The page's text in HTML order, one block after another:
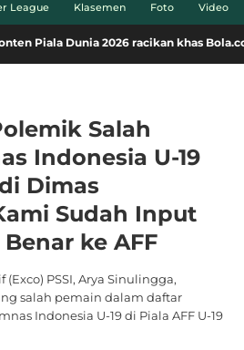
League Klasemen Foto Video
2026 racikan khas Bola.com. Klik di
Salah
Indonesia U-19
Dimas
Sudah Input
ke AFF
PSSI, Arya Sinulingga,
salah pemain dalam daftar
Indonesia U-19 di Piala AFF U-19